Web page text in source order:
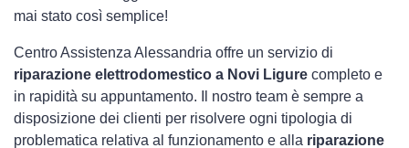
mai stato così semplice!
Centro Assistenza Alessandria offre un servizio di
riparazione elettrodomestico a Novi Ligure completo e
in rapidità su appuntamento. Il nostro team è sempre a
disposizione dei clienti per risolvere ogni tipologia di
problematica relativa al funzionamento e alla riparazione